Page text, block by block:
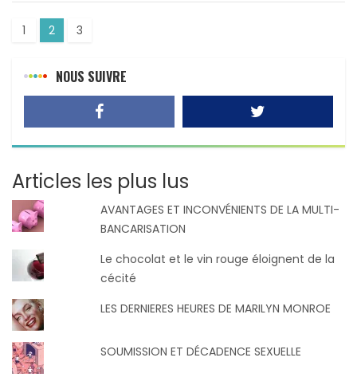
1 2 3
NOUS SUIVRE
Articles les plus lus
AVANTAGES ET INCONVÉNIENTS DE LA MULTI-
BANCARISATION
Le chocolat et le vin rouge éloignent de la
cécité
LES DERNIERES HEURES DE MARILYN MONROE
SOUMISSION ET DÉCADENCE SEXUELLE